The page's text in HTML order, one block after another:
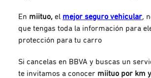
En miituo, el mejor seguro vehicular,
que tengas toda la información para
protección para tu carro
Si cancelas en BBVA y buscas un
te invitamos a conocer miituo por km